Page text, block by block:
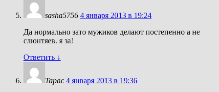
sasha5756 4 января 2013 в 19:24
Да нормально зато мужиков делают постепенно а не
слюнтяев. я за!
Ответить ↓
Тарас 4 января 2013 в 19:36